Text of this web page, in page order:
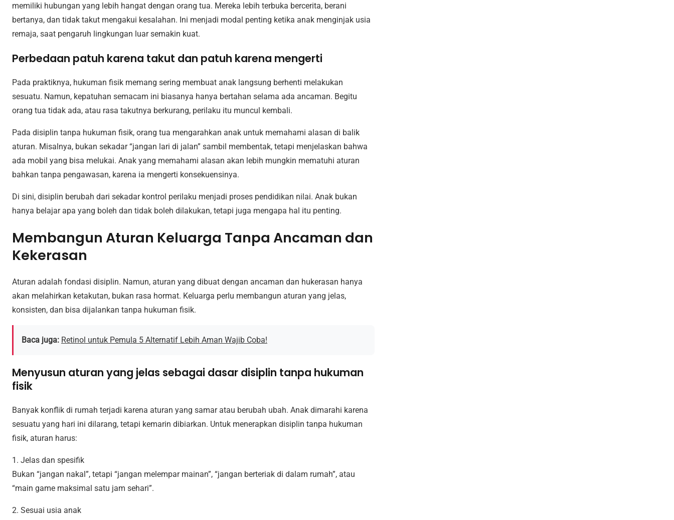
memiliki hubungan yang lebih hangat dengan orang tua. Mereka lebih terbuka bercerita, berani
bertanya, dan tidak takut mengakui kesalahan. Ini menjadi modal penting ketika anak menginjak usia
remaja, saat pengaruh lingkungan luar semakin kuat.
Perbedaan patuh karena takut dan patuh karena mengerti
Pada praktiknya, hukuman fisik memang sering membuat anak langsung berhenti melakukan
sesuatu. Namun, kepatuhan semacam ini biasanya hanya bertahan selama ada ancaman. Begitu
orang tua tidak ada, atau rasa takutnya berkurang, perilaku itu muncul kembali.
Pada disiplin tanpa hukuman fisik, orang tua mengarahkan anak untuk memahami alasan di balik
aturan. Misalnya, bukan sekadar “jangan lari di jalan” sambil membentak, tetapi menjelaskan bahwa
ada mobil yang bisa melukai. Anak yang memahami alasan akan lebih mungkin mematuhi aturan
bahkan tanpa pengawasan, karena ia mengerti konsekuensinya.
Di sini, disiplin berubah dari sekadar kontrol perilaku menjadi proses pendidikan nilai. Anak bukan
hanya belajar apa yang boleh dan tidak boleh dilakukan, tetapi juga mengapa hal itu penting.
Membangun Aturan Keluarga Tanpa Ancaman dan
Kekerasan
Aturan adalah fondasi disiplin. Namun, aturan yang dibuat dengan ancaman dan hukerasan hanya
akan melahirkan ketakutan, bukan rasa hormat. Keluarga perlu membangun aturan yang jelas,
konsisten, dan bisa dijalankan tanpa hukuman fisik.
Baca juga: Retinol untuk Pemula 5 Alternatif Lebih Aman Wajib Coba!
Menyusun aturan yang jelas sebagai dasar disiplin tanpa hukuman
fisik
Banyak konflik di rumah terjadi karena aturan yang samar atau berubah ubah. Anak dimarahi karena
sesuatu yang hari ini dilarang, tetapi kemarin dibiarkan. Untuk menerapkan disiplin tanpa hukuman
fisik, aturan harus:
1. Jelas dan spesifik
Bukan “jangan nakal”, tetapi “jangan melempar mainan”, “jangan berteriak di dalam rumah”, atau
“main game maksimal satu jam sehari”.
2. Sesuai usia anak